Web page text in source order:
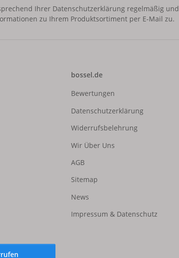
Ihrer Datenschutzerklärung regelmäßig und
zu Ihrem Produktsortiment per E-Mail zu.
bossel.de
Bewertungen
Datenschutzerklärung
Widerrufsbelehrung
Wir Über Uns
AGB
Sitemap
News
Impressum & Datenschutz